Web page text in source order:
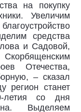
на покупку
Увеличим
средства
и Садовой,
Отечества,
– сказал
регион станет
летия со дня
Выделяем